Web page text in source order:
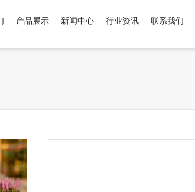
认品牌 .
产品展示 新闻中心 行业资讯 联系我们